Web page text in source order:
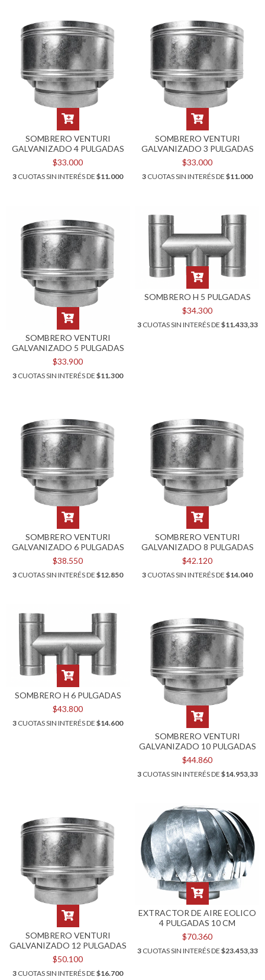
SOMBRERO VENTURI
GALVANIZADO 4 PULGADAS
$33.000
3 CUOTAS SIN INTERÉS DE $11.000
SOMBRERO VENTURI
GALVANIZADO 3 PULGADAS
$33.000
3 CUOTAS SIN INTERÉS DE $11.000
SOMBRERO VENTURI
GALVANIZADO 5 PULGADAS
$33.900
3 CUOTAS SIN INTERÉS DE $11.300
SOMBRERO H 5 PULGADAS
$34.300
3CUOTAS SIN INTERÉS DE $11.433,33
SOMBRERO VENTURI
GALVANIZADO 6 PULGADAS
$38.550
3 CUOTAS SIN INTERÉS DE $12.850
SOMBRERO VENTURI
GALVANIZADO 8 PULGADAS
$42.120
3 CUOTAS SIN INTERÉS DE $14.040
SOMBRERO H 6 PULGADAS
$43.800
3 CUOTAS SIN INTERÉS DE $14.600
SOMBRERO VENTURI
GALVANIZADO 10 PULGADAS
$44.860
3CUOTAS SIN INTERÉS DE $14.953,33
SOMBRERO VENTURI
GALVANIZADO 12 PULGADAS
$50.100
3 CUOTAS SIN INTERÉS DE $16.700
EXTRACTOR DE AIRE EOLICO
4 PULGADAS 10 CM
$70.360
3CUOTAS SIN INTERÉS DE $23.453,33